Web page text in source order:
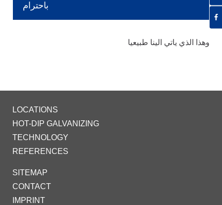
باحترام
وهذا الذي ياتي الينا طبيعيا
LOCATIONS
HOT-DIP GALVANIZING
TECHNOLOGY
REFERENCES
SITEMAP
CONTACT
IMPRINT